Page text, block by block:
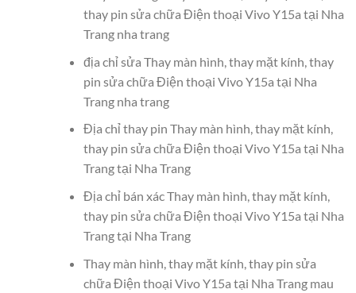
thay pin sửa chữa Điện thoại Vivo Y15a tại Nha
Trang nha trang
địa chỉ sửa Thay màn hình, thay mặt kính, thay
pin sửa chữa Điện thoại Vivo Y15a tại Nha
Trang nha trang
Địa chỉ thay pin Thay màn hình, thay mặt kính,
thay pin sửa chữa Điện thoại Vivo Y15a tại Nha
Trang tại Nha Trang
Địa chỉ bán xác Thay màn hình, thay mặt kính,
thay pin sửa chữa Điện thoại Vivo Y15a tại Nha
Trang tại Nha Trang
Thay màn hình, thay mặt kính, thay pin sửa
chữa Điện thoại Vivo Y15a tại Nha Trang mau